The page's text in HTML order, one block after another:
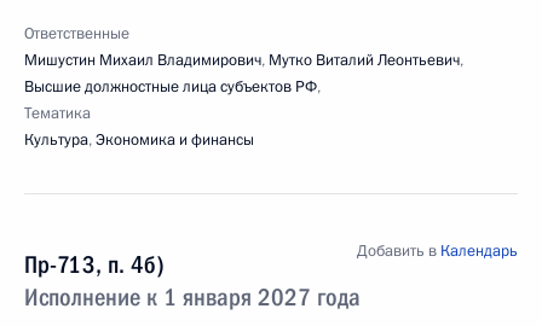
Ответственные
Мишустин Михаил Владимирович, Мутко Виталий Леонтьевич,
Высшие должностные лица субъектов РФ,
Тематика
Культура,Экономика и финансы
Пр-713, п. 4б)
Исполнение к 1 января 2027 года
Добавить в Календарь